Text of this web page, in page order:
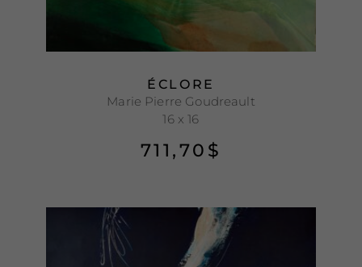
ÉCLORE
Marie Pierre Goudreault
16 x 16
711,70 $